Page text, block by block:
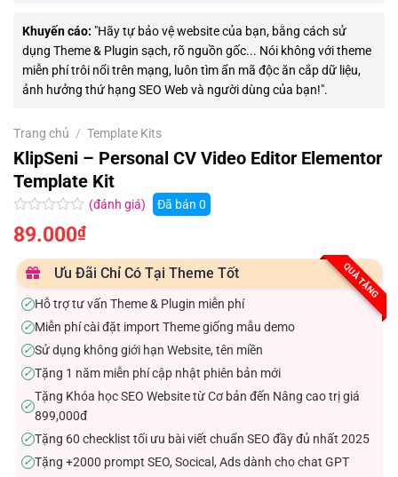
Khuyến cáo: "Hãy tự bảo vệ website của bạn, bằng cách sử
dụng Theme & Plugin sạch, rõ nguồn gốc... Nói không với theme
miễn phí trôi nổi trên mạng, luôn tìm ẩn mã độc ăn cắp dữ liệu,
ảnh hưởng thứ hạng SEO Web và người dùng của bạn!".
Trang chủ / Template Kits
KlipSeni – Personal CV Video Editor Elementor
Template Kit
Được
xếp
0.0
5
sao
(đánh giá) Đã bán 0
89.000₫
QUÀ TẶNG
Ưu Đãi Chỉ Có Tại Theme Tốt
✓Hỗ trợ tư vấn Theme & Plugin miễn phí
✓Miễn phí cài đặt import Theme giống mẫu demo
✓Sử dụng không giới hạn Website, tên miền
✓Tặng 1 năm miễn phí cập nhật phiên bản mới
✓
Tặng Khóa học SEO Website từ Cơ bản đến Nâng cao trị giá
899,000đ
✓Tặng 60 checklist tối ưu bài viết chuẩn SEO đầy đủ nhất 2025
✓Tặng +2000 prompt SEO, Socical, Ads dành cho chat GPT